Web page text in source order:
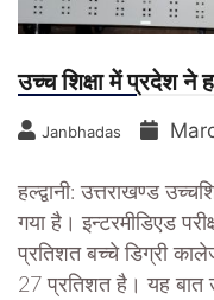
उच्च शिक्षा में प्रदेश ने
Janbhadas
हल्द्वानी: उत्तराखण्ड
गया है। इन्टरमीडिएड
प्रतिशत बच्चे डिग्री
27 प्रतिशत है। यह बात